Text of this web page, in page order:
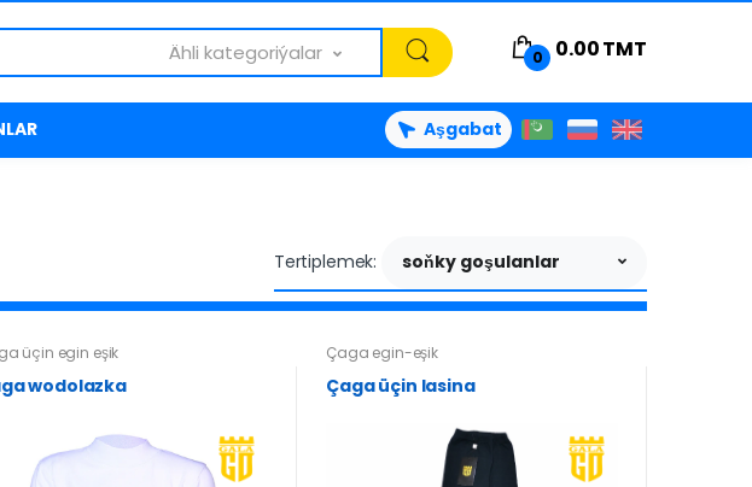
Ähli kategoriýalar 0 0.00TMT
Aşgabat
Tertiplemek: soňky goşulanlar
üçin egin eşik
wodolazka
Çaga egin-eşik
Çaga üçin lasina